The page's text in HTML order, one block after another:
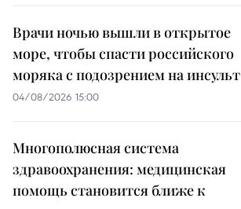
Врачи ночью вышли в открытое
море, чтобы спасти российского
моряка с подозрением на инсульт
04/08/2026 15:00
Многополюсная система
здравоохранения: медицинская
помощь становится ближе к